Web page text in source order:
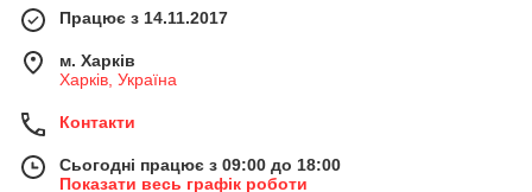
Працює з 14.11.2017
м. Харків
Харків, Україна
Контакти
Сьогодні працює з 09:00 до 18:00
Показати весь графік роботи